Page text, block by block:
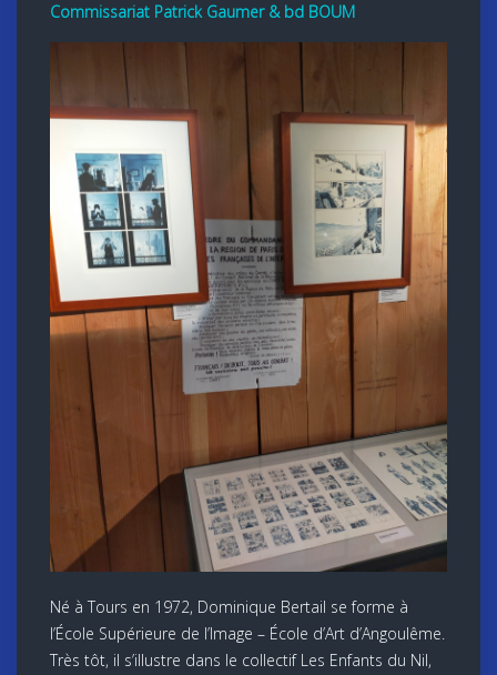
Commissariat Patrick Gaumer & bd BOUM
Né à Tours en 1972, Dominique Bertail se forme à
l’École Supérieure de l’Image – École d’Art d’Angoulême.
Très tôt, il s’illustre dans le collectif Les Enfants du Nil,